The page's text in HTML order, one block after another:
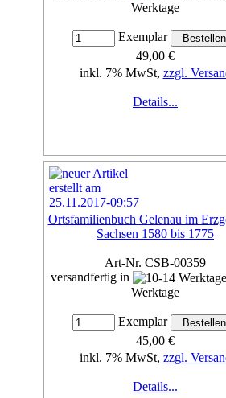
Werktage
Exemplar
49,00 €
inkl. 7% MwSt, zzgl.
Details...
Ortsfamilienbuch Gelenau im
Sachsen 1580 bis 1775
Art-Nr. CSB-00359
versandfertig in
Werktage
Exemplar
45,00 €
inkl. 7% MwSt, zzgl.
Details...